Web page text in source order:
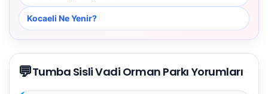
Kocaeli Ne Yenir?
💬Tumba Sisli Vadi Orman Parkı Yorumları